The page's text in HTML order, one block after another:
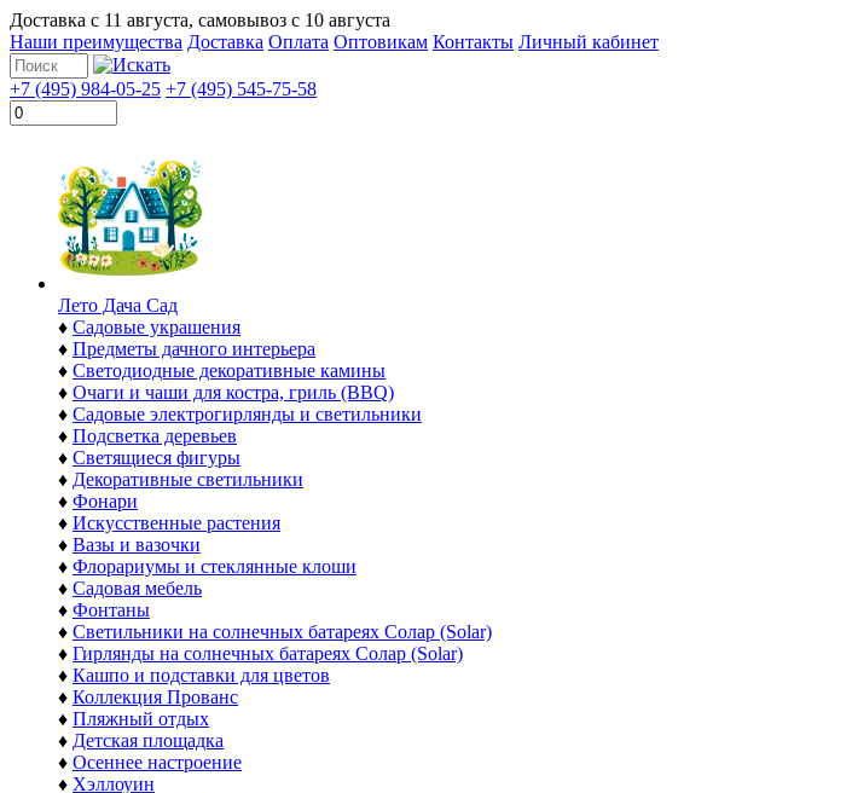
Доставка с 11 августа, самовывоз с 10 августа
Наши преимущества Доставка Оплата Оптовикам Контакты Личный кабинет
+7 (495) 984-05-25 +7 (495) 545-75-58
Лето Дача Сад
♦ Садовые украшения
♦ Предметы дачного интерьера
♦ Светодиодные декоративные камины
♦ Очаги и чаши для костра, гриль (BBQ)
♦ Садовые электрогирлянды и светильники
♦ Подсветка деревьев
♦ Светящиеся фигуры
♦ Декоративные светильники
♦ Фонари
♦ Искусственные растения
♦ Вазы и вазочки
♦ Флорариумы и стеклянные клоши
♦ Садовая мебель
♦ Фонтаны
♦ Светильники на солнечных батареях Солар (Solar)
♦ Гирлянды на солнечных батареях Солар (Solar)
♦ Кашпо и подставки для цветов
♦ Коллекция Прованс
♦ Пляжный отдых
♦ Детская площадка
♦ Осеннее настроение
♦ Хэллоуин